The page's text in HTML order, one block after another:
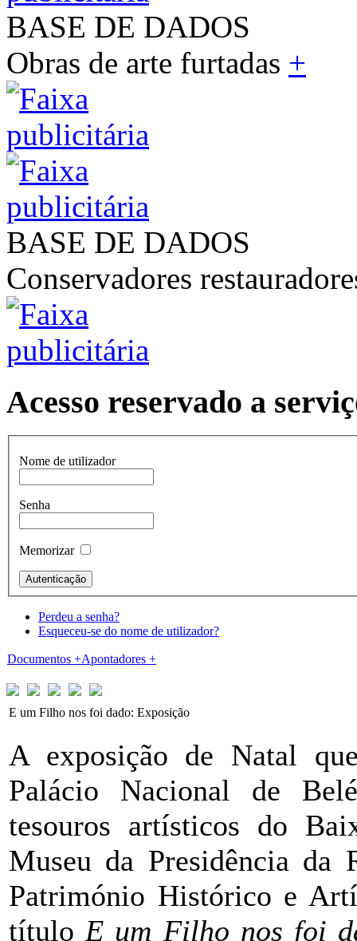
BASE DE DADOS
Obras de arte furtadas +
BASE DE DADOS
Conservadores
Acesso reservado a
Nome de utilizador
Senha
Memorizar
Perdeu a senha?
Esqueceu-se do nome de utilizador?
Documentos +Apontadores +
E um Filho nos foi dado: Exposição
A exposição de Natal
Palácio Nacional de
tesouros artísticos do
Museu da Presidência da
Património Histórico e
títuloE um Filho nos foi